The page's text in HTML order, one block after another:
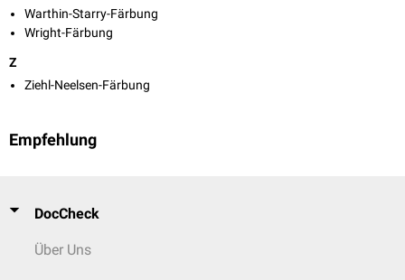
Warthin-Starry-Färbung
Wright-Färbung
Z
Ziehl-Neelsen-Färbung
Empfehlung
DocCheck
Über Uns